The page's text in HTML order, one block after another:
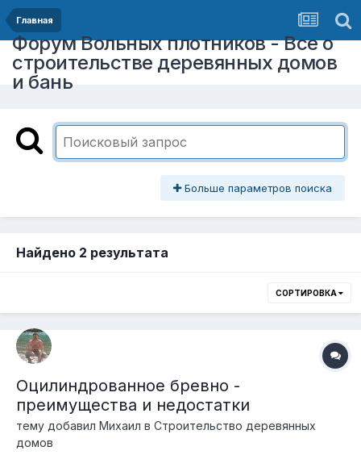
Главная
Форум Вольных плотников - Все о
строительстве деревянных домов
и бань
Больше параметров поиска
Найдено 2 результата
СОРТИРОВКА
Оцилиндрованное бревно -
преимущества и недостатки
тему добавил Михаил в Строительство деревянных
домов